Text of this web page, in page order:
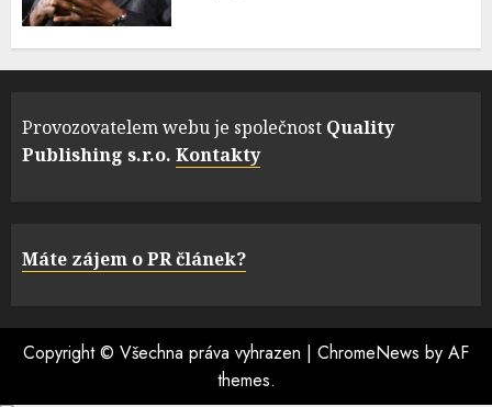
Provozovatelem webu je společnost Quality
Publishing s.r.o. Kontakty
Máte zájem o PR článek?
Copyright © Všechna práva vyhrazen | ChromeNews by AF
themes.